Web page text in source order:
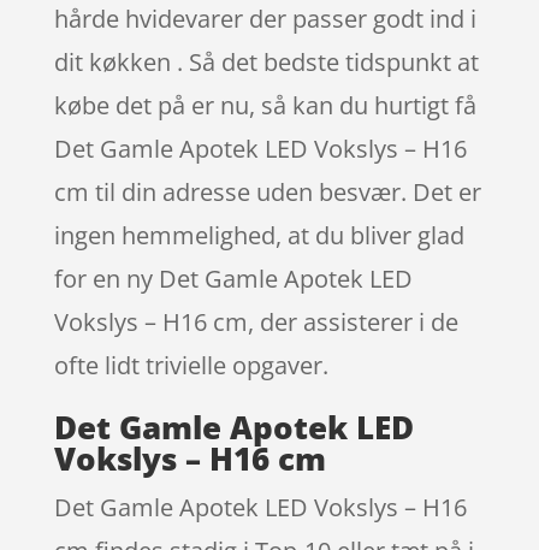
hårde hvidevarer der passer godt ind i
dit køkken . Så det bedste tidspunkt at
købe det på er nu, så kan du hurtigt få
Det Gamle Apotek LED Vokslys – H16
cm til din adresse uden besvær. Det er
ingen hemmelighed, at du bliver glad
for en ny Det Gamle Apotek LED
Vokslys – H16 cm, der assisterer i de
ofte lidt trivielle opgaver.
Det Gamle Apotek LED
Vokslys – H16 cm
Det Gamle Apotek LED Vokslys – H16